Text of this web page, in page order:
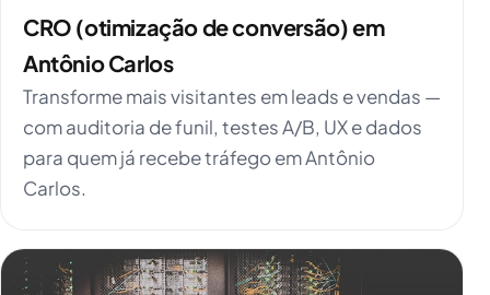
CRO (otimização de conversão) em
Antônio Carlos
Transforme mais visitantes em leads e vendas —
com auditoria de funil, testes A/B, UX e dados
para quem já recebe tráfego em Antônio
Carlos.